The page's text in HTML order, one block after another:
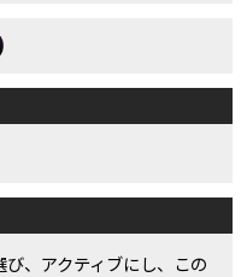
、アクティブにし、この